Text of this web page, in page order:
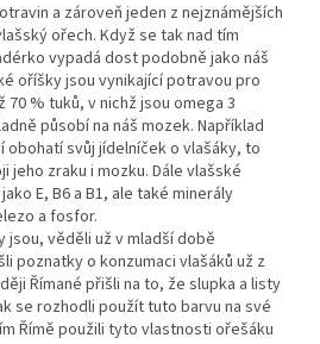
a zároveň jeden z nejznámějších
ořech. Když se tak nad tím
vypadá dost podobně jako náš
oříšky jsou vynikající potravou pro
% tuků, v nichž jsou omega 3
působí na náš mozek. Například
svůj jídelníček o vlašáky, to
jeho zraku i mozku. Dále vlašské
E, B6 a B1, ale také minerály
a fosfor.
jsou, věděli už v mladší době
poznatky o konzumaci vlašáků už z
Římané přišli na to, že slupka a listy
se rozhodli použít tuto barvu na své
Římě použili tyto vlastnosti ořešáku